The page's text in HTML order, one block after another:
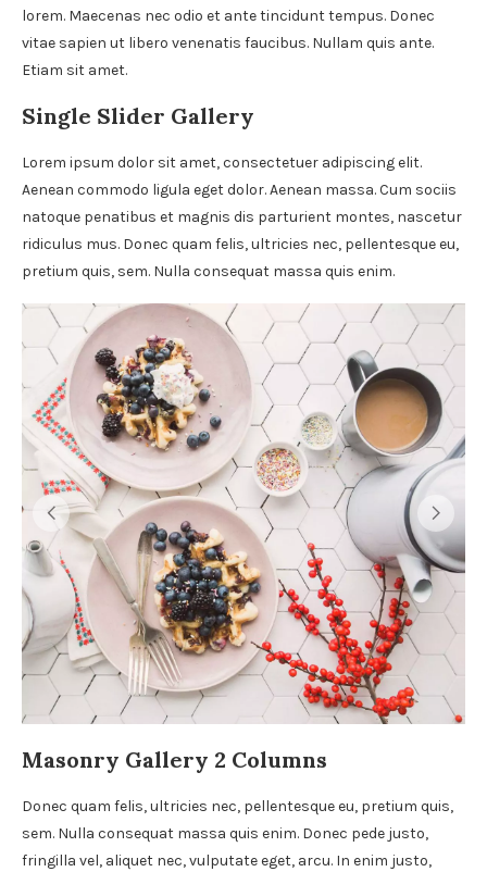
lorem. Maecenas nec odio et ante tincidunt tempus. Donec
vitae sapien ut libero venenatis faucibus. Nullam quis ante.
Etiam sit amet.
Single Slider Gallery
Lorem ipsum dolor sit amet, consectetuer adipiscing elit.
Aenean commodo ligula eget dolor. Aenean massa. Cum sociis
natoque penatibus et magnis dis parturient montes, nascetur
ridiculus mus. Donec quam felis, ultricies nec, pellentesque eu,
pretium quis, sem. Nulla consequat massa quis enim.
Masonry Gallery 2 Columns
Donec quam felis, ultricies nec, pellentesque eu, pretium quis,
sem. Nulla consequat massa quis enim. Donec pede justo,
fringilla vel, aliquet nec, vulputate eget, arcu. In enim justo,